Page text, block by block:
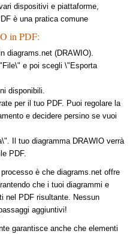
dispositivi e piattaforme,
è una pratica comune
in PDF:
diagrams.net (DRAWIO).
e poi scegli \"Esporta
disponibili.
per il tuo PDF. Puoi regolare la
e decidere persino se vuoi
Il tuo diagramma DRAWIO verrà
PDF.
è che diagrams.net offre
che i tuoi diagrammi e
nel PDF risultante. Nessun
aggiuntivi!
garantisce anche che elementi